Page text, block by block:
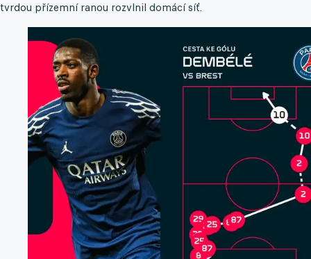
tvrdou přízemní ranou rozvlnil domácí síť.